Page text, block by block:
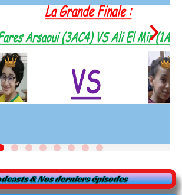
& Nos derniers épisodes